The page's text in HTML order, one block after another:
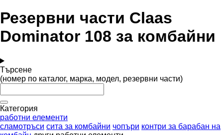
Резервни части Claas
Dominator 108 за комбайни
Търсене
(номер по каталог, марка, модел, резервни части)
Категория
работни елементи
сламотръси сита за комбайни чопъри контри за барабан на